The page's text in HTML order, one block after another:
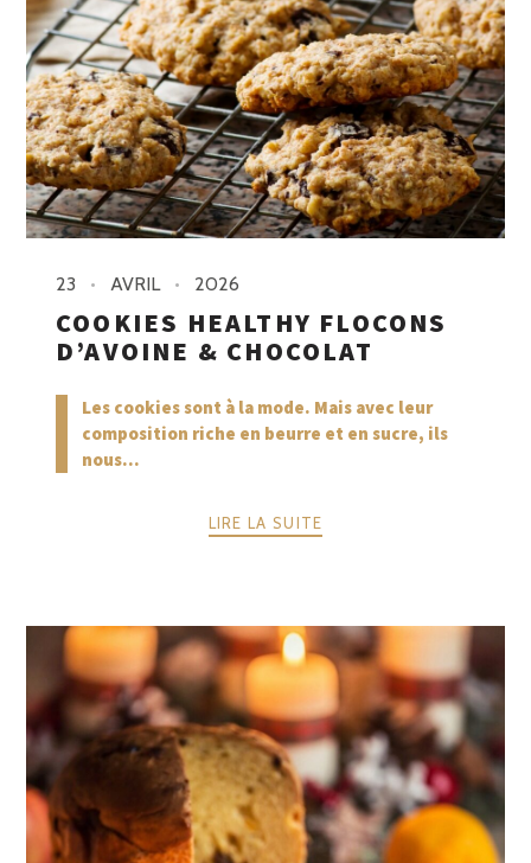
23 AVRIL 2026
COOKIES HEALTHY FLOCONS
D’AVOINE & CHOCOLAT
Les cookies sont à la mode. Mais avec leur
composition riche en beurre et en sucre, ils
nous...
LIRE LA SUITE